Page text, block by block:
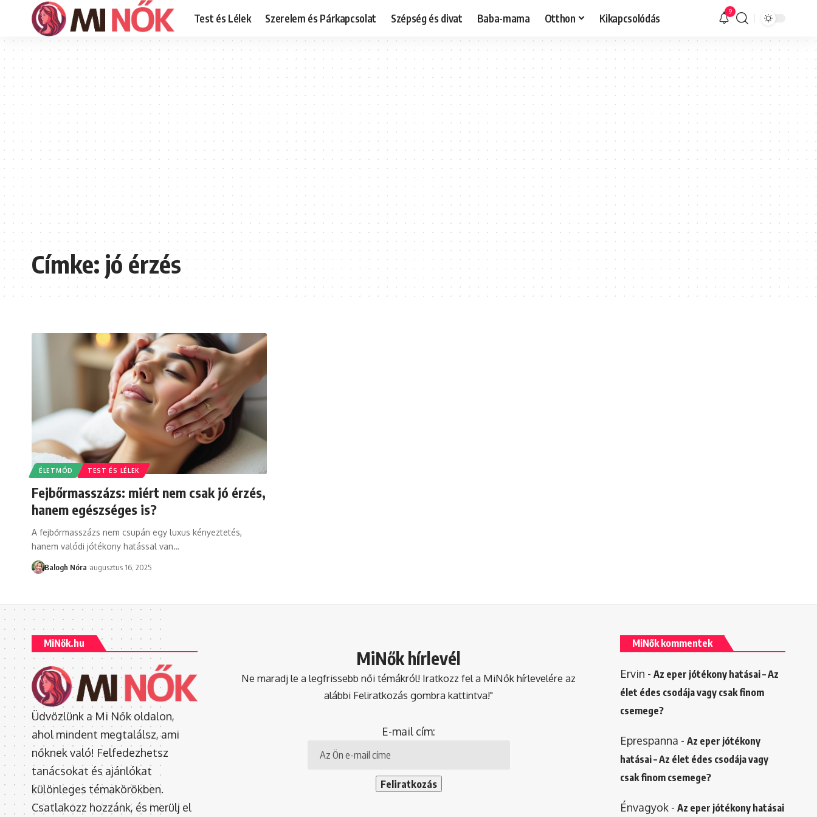
Test és Lélek Szerelem és Párkapcsolat Szépség és divat Baba-mama Otthon Kikapcsolódás 9
Címke:jó érzés
ÉLETMÓD TEST ÉS LÉLEK
Fejbőrmasszázs: miért nem csak jó érzés,
hanem egészséges is?
A fejbőrmasszázs nem csupán egy luxus kényeztetés,
hanem valódi jótékony hatással van…
Balogh Nóra augusztus 16, 2025
MiNők.hu
Üdvözlünk a Mi Nők oldalon,
ahol mindent megtalálsz, ami
nőknek való! Felfedezhetsz
tanácsokat és ajánlókat
különleges témakörökben.
Csatlakozz hozzánk, és merülj el
MiNők hírlevél
Ne maradj le a legfrissebb női témákról! Iratkozz fel a MiNők hírlevelére az
alábbi Feliratkozás gombra kattintva!"
E-mail cím:
MiNők kommentek
Ervin - Az eper jótékony hatásai – Az
élet édes csodája vagy csak finom
csemege?
Eprespanna - Az eper jótékony
hatásai – Az élet édes csodája vagy
csak finom csemege?
Énvagyok- Az eper jótékony hatásai